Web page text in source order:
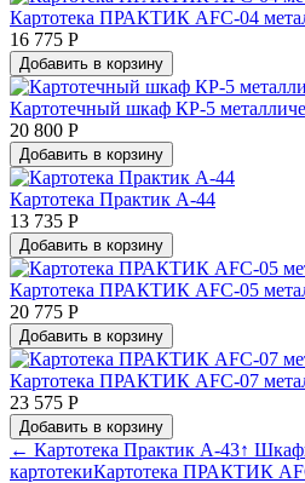
Картотека ПРАКТИК AFC-04
16 775 Р
Добавить в корзину
Картотечный шкаф КР-5
20 800 Р
Добавить в корзину
Картотека Практик А-44
13 735 Р
Добавить в корзину
Картотека ПРАКТИК AFC-05
20 775 Р
Добавить в корзину
Картотека ПРАКТИК AFC-07
23 575 Р
Добавить в корзину
← Картотека Практик А-43↑
картотекиКартотека ПРАКТИК